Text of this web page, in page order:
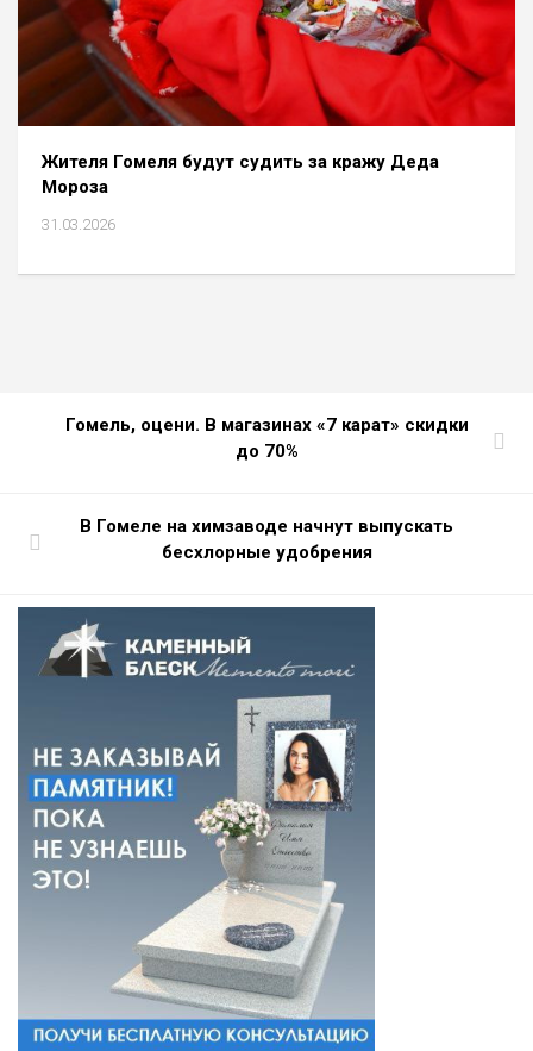
Жителя Гомеля будут судить за кражу Деда
Мороза
31.03.2026
Гомель, оцени. В магазинах «7 карат» скидки
до 70%
В Гомеле на химзаводе начнут выпускать
бесхлорные удобрения